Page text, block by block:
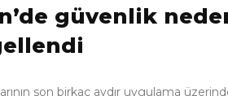
güvenlik
son birkaç aydır uygulama